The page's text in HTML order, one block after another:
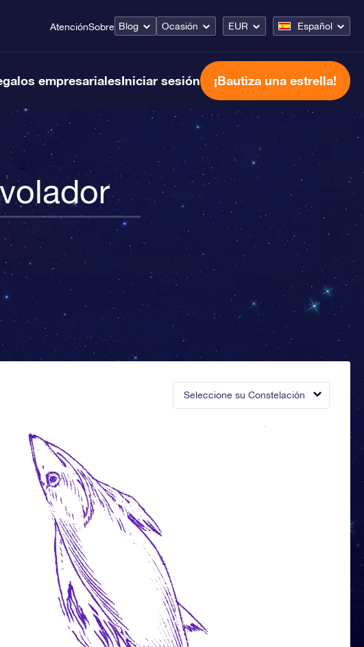
AtenciónSobre Blog Ocasión EUR Español
empresarialesIniciar sesión ¡Bautiza una estrella!
Seleccione su Constelación